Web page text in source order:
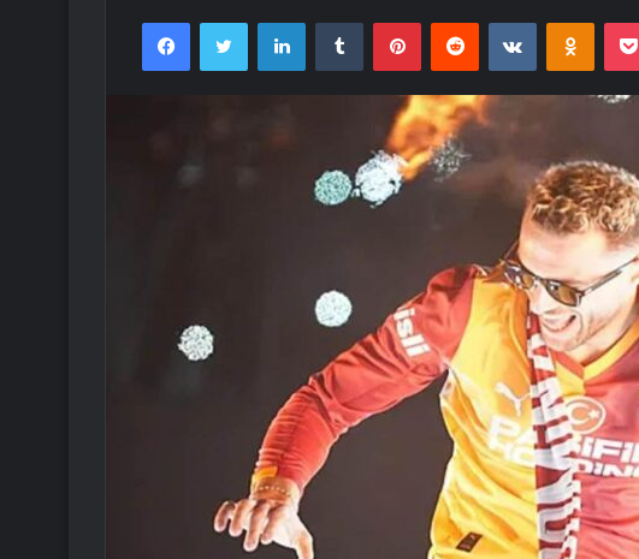
FacebookTwitter LinkedInTumblr PinterestReddit VKontakte